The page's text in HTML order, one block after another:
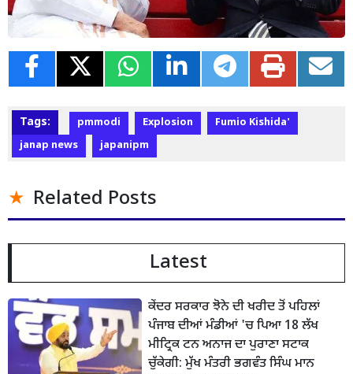
Tags: pmmodi Explosion
Fumio Kishida'
janap news
japanipm
Related Posts
Latest
ਕੇਂਦਰ ਸਰਕਾਰ ਝੋਨੇ ਦੀ ਖਰੀਦ ਤੋਂ ਪਹਿਲਾਂ
ਪੰਜਾਬ ਦੀਆਂ ਮੰਡੀਆਂ 'ਚ ਪਿਆ 18 ਲੱਖ
ਮੀਟ੍ਰਿਕ ਟਨ ਅਨਾਜ ਦਾ ਪੁਰਾਣਾ ਸਟਾਕ
ਚੁੱਕੇਗੀ: ਮੁੱਖ ਮੰਤਰੀ ਭਗਵੰਤ ਸਿੰਘ ਮਾਨ